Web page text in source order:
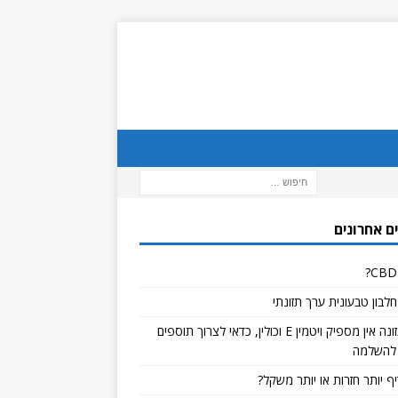
אחרונים
טבעונית ערך תזונתי
אם בתזונה אין מספיק ויטמין E וכולין, כדאי לצרוך תוספים
יותר חזרות או יותר משקל?